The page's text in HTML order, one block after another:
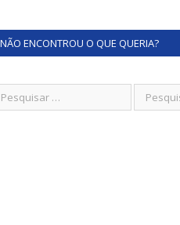
NÃO ENCONTROU O QUE QUERIA?